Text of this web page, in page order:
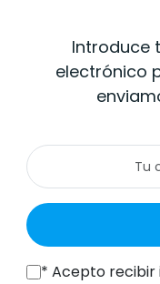
Introduce
electrónico
*Acepto recibir información comercial por vía electrónica (a la dirección de correo electrónico indicada) de SONEL